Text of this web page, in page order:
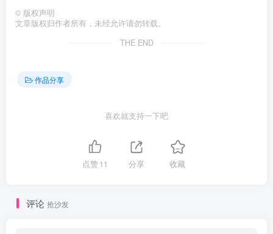
© 版权声明
文章版权归作者所有，未经允许请勿转载。
THE END
作品分享
喜欢就支持一下吧
点赞11 分享 收藏
评论 抢沙发